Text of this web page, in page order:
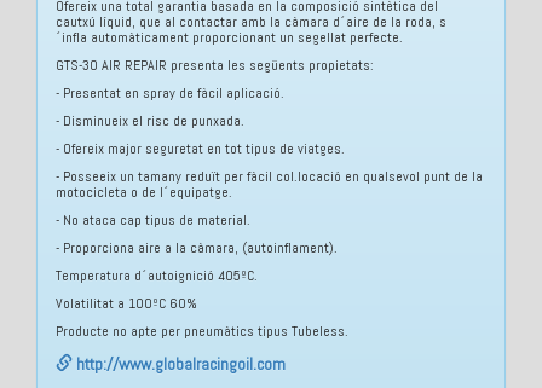
Ofereix una total garantia basada en la composició sintètica del
cautxú líquid, que al contactar amb la càmara d´aire de la roda, s
´infla automàticament proporcionant un segellat perfecte.
GTS-30 AIR REPAIR presenta les següents propietats:
- Presentat en spray de fàcil aplicació.
- Disminueix el risc de punxada.
- Ofereix major seguretat en tot tipus de viatges.
- Posseeix un tamany reduït per fàcil col.locació en qualsevol punt de la
motocicleta o de l´equipatge.
- No ataca cap tipus de material.
- Proporciona aire a la càmara, (autoinflament).
Temperatura d´autoignició 405ºC.
Volatilitat a 100ºC 60%
Producte no apte per pneumàtics tipus Tubeless.
http://www.globalracingoil.com